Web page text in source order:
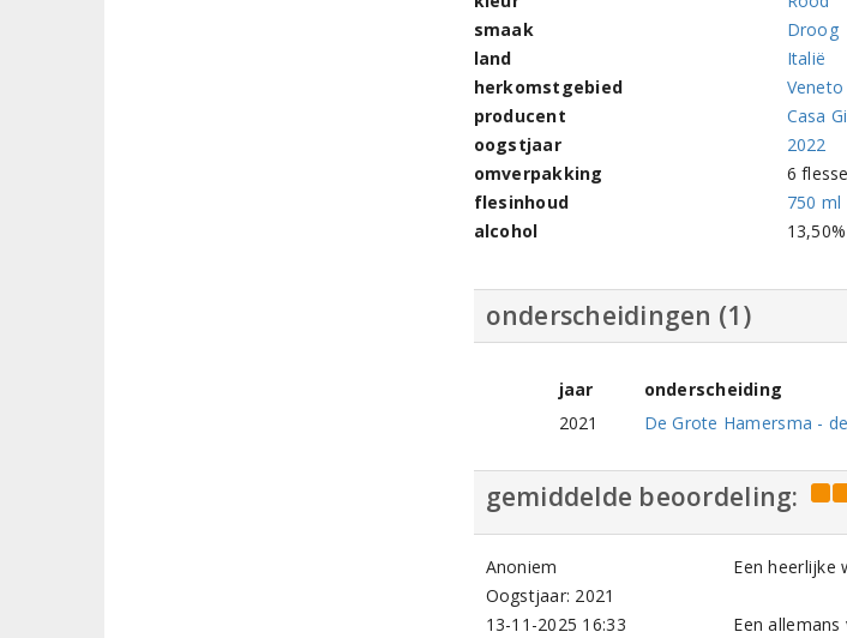
smaak
Droog
land
Italië
herkomstgebied
Veneto
producent
Casa
oogstjaar
2022
omverpakking
6
flesinhoud
750 ml
alcohol
13,50%
onderscheidingen (1)
jaar
onderscheiding
2021
De Grote Hamersma -
gemiddelde beoordeling:
Anoniem
Oogstjaar: 2021
13-11-2025 16:33
Een heerlijke
Een allemans